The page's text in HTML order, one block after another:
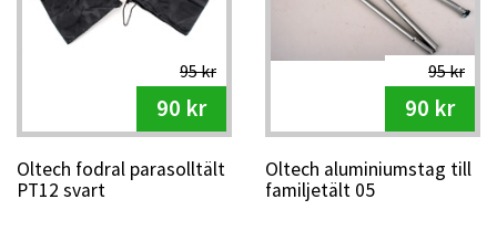
95 kr
90 kr
Oltech fodral parasolltält
PT12 svart
95 kr
90 kr
Oltech aluminiumstag till
familjetält 05